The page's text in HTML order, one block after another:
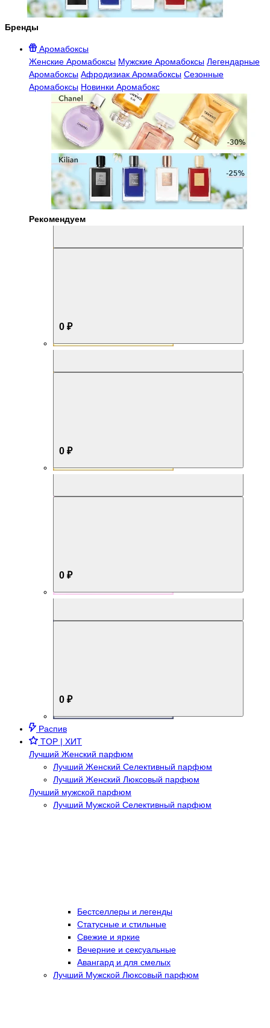
Бренды
Аромабоксы
Женские Аромабоксы Мужские Аромабоксы Легендарные
Аромабоксы Афродизиак Аромабоксы Сезонные
Аромабоксы Новинки Аромабокс
Рекомендуем
0 ₽
0 ₽
0 ₽
0 ₽
Распив
TOP | ХИТ
Лучший Женский парфюм
Лучший Женский Селективный парфюм
Лучший Женский Люксовый парфюм
Лучший мужской парфюм
Лучший Мужской Селективный парфюм
Бестселлеры и легенды
Статусные и стильные
Свежие и яркие
Вечерние и сексуальные
Авангард и для смелых
Лучший Мужской Люксовый парфюм